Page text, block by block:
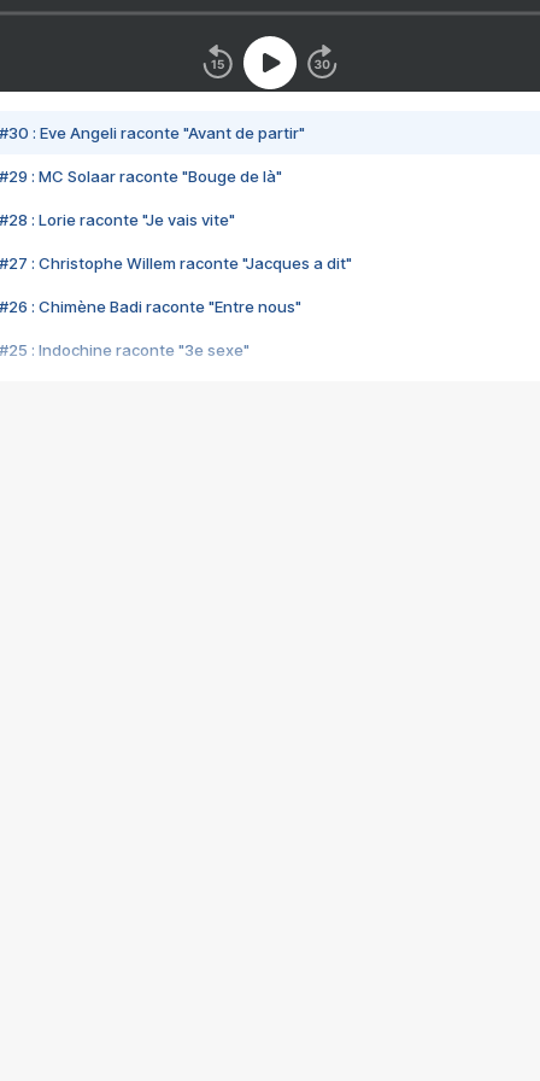
#30 : Eve Angeli raconte "Avant de partir"
#29 : MC Solaar raconte "Bouge de là"
#28 : Lorie raconte "Je vais vite"
#27 : Christophe Willem raconte "Jacques a dit"
#26 : Chimène Badi raconte "Entre nous"
#25 : Indochine raconte "3e sexe"